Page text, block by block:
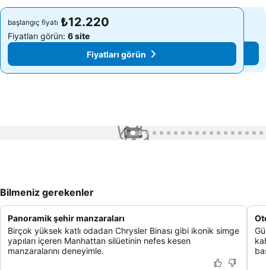
başlangıç fiyatı ₺12.220
Fiyatları görün: 6 site
Fiyatları görün
başlangıç fiyatı ₺12.220
Fiyatları görün: 6 site
Fiyatları görün
1 / 68
Bilmeniz gerekenler
Panoramik şehir manzaraları
Birçok yüksek katlı odadan Chrysler Binası gibi ikonik simge
yapıları içeren Manhattan silüetinin nefes kesen
manzaralarını deneyimle.